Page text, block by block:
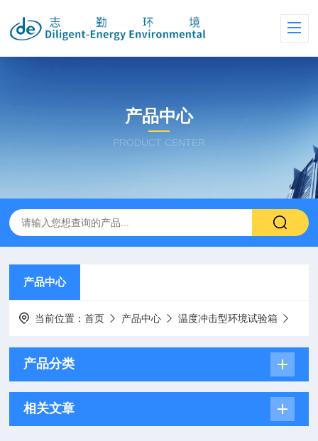
产品中心
PRODUCT CENTER
产品中心
当前位置：首页 产品中心 温度冲击型环境试验箱
产品分类
相关文章